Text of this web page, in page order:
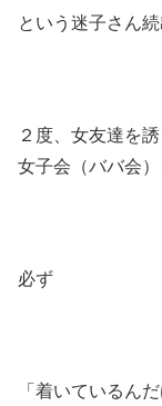
という迷子さん続
２度、女友達を
女子会（ババ会）
必ず
「着いているん